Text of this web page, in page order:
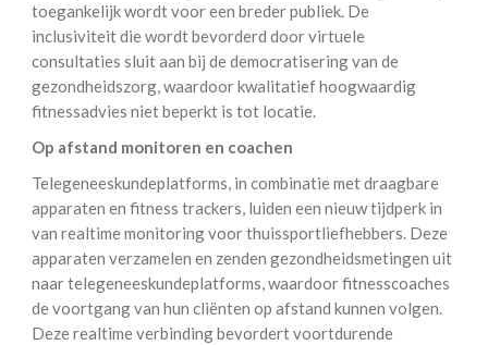
toegankelijk wordt voor een breder publiek. De
inclusiviteit die wordt bevorderd door virtuele
consultaties sluit aan bij de democratisering van de
gezondheidszorg, waardoor kwalitatief hoogwaardig
fitnessadvies niet beperkt is tot locatie.
Op afstand monitoren en coachen
Telegeneeskundeplatforms, in combinatie met draagbare
apparaten en fitness trackers, luiden een nieuw tijdperk in
van realtime monitoring voor thuissportliefhebbers. Deze
apparaten verzamelen en zenden gezondheidsmetingen uit
naar telegeneeskundeplatforms, waardoor fitnesscoaches
de voortgang van hun cliënten op afstand kunnen volgen.
Deze realtime verbinding bevordert voortdurende